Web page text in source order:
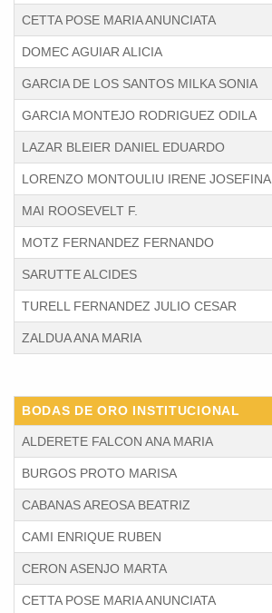
CETTA POSE MARIA ANUNCIATA
DOMEC AGUIAR ALICIA
GARCIA DE LOS SANTOS MILKA SONIA
GARCIA MONTEJO RODRIGUEZ ODILA
LAZAR BLEIER DANIEL EDUARDO
LORENZO MONTOULIU IRENE JOSEFINA
MAI ROOSEVELT F.
MOTZ FERNANDEZ FERNANDO
SARUTTE ALCIDES
TURELL FERNANDEZ JULIO CESAR
ZALDUA ANA MARIA
BODAS DE ORO INSTITUCIONAL
ALDERETE FALCON ANA MARIA
BURGOS PROTO MARISA
CABANAS AREOSA BEATRIZ
CAMI ENRIQUE RUBEN
CERON ASENJO MARTA
CETTA POSE MARIA ANUNCIATA